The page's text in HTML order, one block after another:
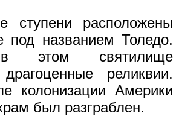
ступени расположены
под названием Толедо.
в этом святилище
реликвии.
колонизации Америки
был разграблен.